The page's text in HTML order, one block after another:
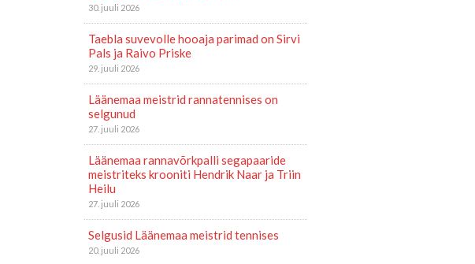
30. juuli 2026
Taebla suvevolle hooaja parimad on Sirvi
Pals ja Raivo Priske
29. juuli 2026
Läänemaa meistrid rannatennises on
selgunud
27. juuli 2026
Läänemaa rannavõrkpalli segapaaride
meistriteks krooniti Hendrik Naar ja Triin
Heilu
27. juuli 2026
Selgusid Läänemaa meistrid tennises
20. juuli 2026